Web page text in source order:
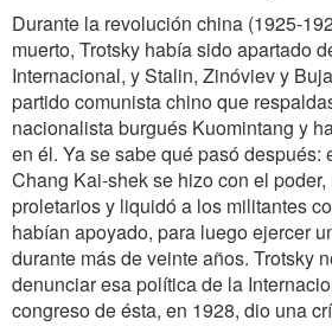
Durante la revolución china (1925-
muerto, Trotsky había sido apartado
Internacional, y Stalin, Zinóviev y
partido comunista chino que
nacionalista burgués Kuomintang y
en él. Ya se sabe qué pasó después:
Chang Kai-shek se hizo con el
proletarios y liquidó a los militantes
habían apoyado, para luego ejercer
durante más de veinte años. Trotsky
denunciar esa política de la
congreso de ésta, en 1928, dio una